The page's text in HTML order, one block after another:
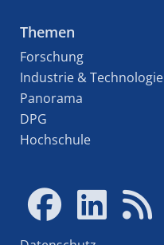
Themen
Forschung
Industrie & Technologie
Panorama
DPG
Hochschule